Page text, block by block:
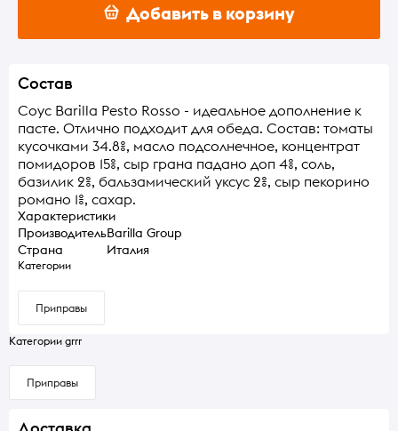
Добавить в корзину
Состав
Соус Barilla Pesto Rosso - идеальное дополнение к
пасте. Отлично подходит для обеда. Состав: томаты
кусочками 34.8%, масло подсолнечное, концентрат
помидоров 15%, сыр грана падано доп 4%, соль,
базилик 2%, бальзамический уксус 2%, сыр пекорино
романо 1%, сахар.
Характеристики
ПроизводительBarilla Group
Страна
Италия
Категории
Приправы
Категории grrr
Приправы